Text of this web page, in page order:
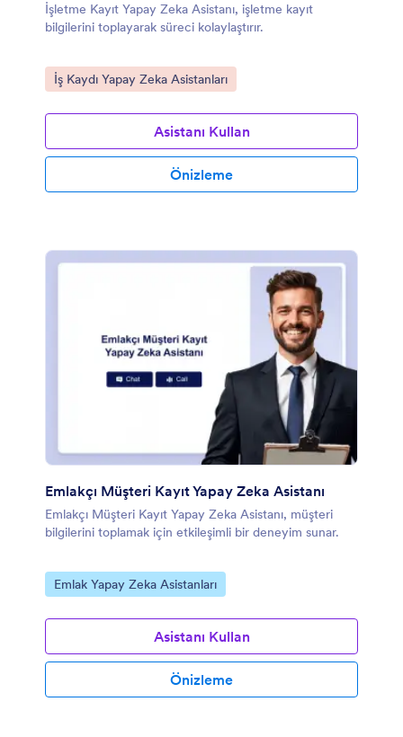
İşletme Kayıt Yapay Zeka Asistanı, işletme kayıt
bilgilerini toplayarak süreci kolaylaştırır.
Kategoriye git:
İş Kaydı Yapay Zeka Asistanları
Asistanı Kullan
Önizleme
Emlakçı Müşteri Kayıt Yapay Zeka Asistanı
Emlakçı Müşteri Kayıt Yapay Zeka Asistanı, müşteri
bilgilerini toplamak için etkileşimli bir deneyim sunar.
Kategoriye git:
Emlak Yapay Zeka Asistanları
Asistanı Kullan
Önizleme